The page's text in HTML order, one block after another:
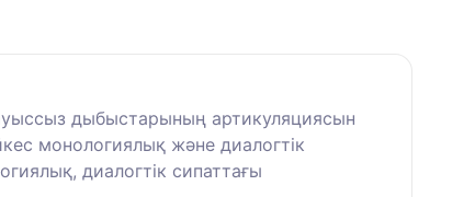
дыбыстарының артикуляциясын
монологиялық және диалогтік
диалогтік сипаттағы